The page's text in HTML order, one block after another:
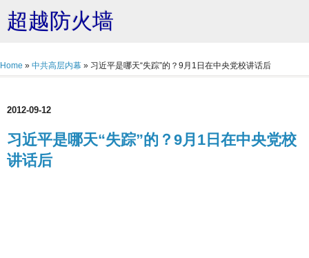
超越防火墙
Home » 中共高层内幕 » 习近平是哪天“失踪”的？9月1日在中央党校讲话后
2012-09-12
习近平是哪天“失踪”的？9月1日在中央党校
讲话后